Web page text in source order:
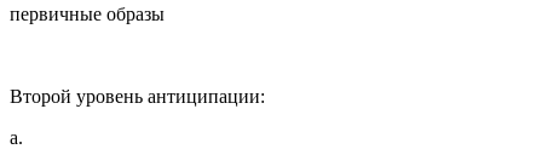
первичные образы
Второй уровень антиципации:
a.